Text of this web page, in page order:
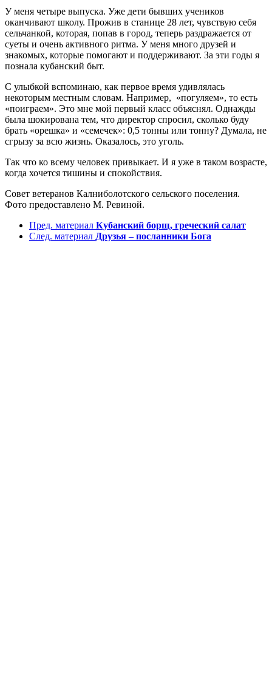
У меня четыре выпуска. Уже дети бывших учеников
оканчивают школу. Прожив в станице 28 лет, чувствую себя
сельчанкой, которая, попав в город, теперь раздражается от
суеты и очень активного ритма. У меня много друзей и
знакомых, которые помогают и поддерживают. За эти годы я
познала кубанский быт.
С улыбкой вспоминаю, как первое время удивлялась
некоторым местным словам. Например, «погуляем», то есть
«поиграем». Это мне мой первый класс объяснял. Однажды
была шокирована тем, что директор спросил, сколько буду
брать «орешка» и «семечек»: 0,5 тонны или тонну? Думала, не
сгрызу за всю жизнь. Оказалось, это уголь.
Так что ко всему человек привыкает. И я уже в таком возрасте,
когда хочется тишины и спокойствия.
Совет ветеранов Калниболотского сельского поселения.
Фото предоставлено М. Ревиной.
Пред. материал Кубанский борщ, греческий салат
След. материал Друзья – посланники Бога